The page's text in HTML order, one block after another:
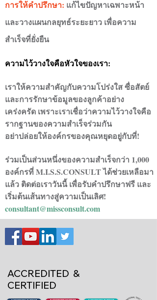
การให้คำปรึกษา: แก้ไขปัญหาเฉพาะหน้า
และวางแผนกลยุทธ์ระยะยาว เพื่อความ
สำเร็จที่ยั่งยืน
ความไว้วางใจคือหัวใจของเรา:
เราให้ความสำคัญกับความโปร่งใส ซื่อสัตย์
และการรักษาข้อมูลของลูกค้าอย่าง
เคร่งครัด เพราะเราเชื่อว่าความไว้วางใจคือ
รากฐานของความสำเร็จร่วมกัน
อย่าปล่อยให้องค์กรของคุณหยุดอยู่กับที่!
ร่วมเป็นส่วนหนึ่งของความสำเร็จกว่า 1,000
องค์กรที่ M.I.S.S.CONSULT ได้ช่วยเหลือมา
แล้ว ติดต่อเราวันนี้ เพื่อรับคำปรึกษาฟรี และ
เริ่มต้นเส้นทางสู่ความเป็นเลิศ!
consultant@missconsult.com
ACCREDITED &
CERTIFIED